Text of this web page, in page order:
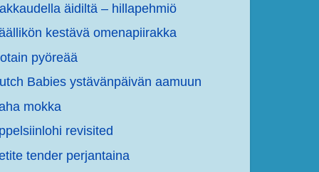
äidiltä – hillapehmiö
kestävä omenapiirakka
pyöreää
Babies ystävänpäivän aamuun
mokka
revisited
tender perjantaina